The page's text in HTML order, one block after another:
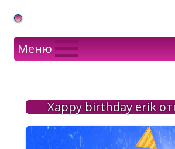
Gif Открытки в подарок
Меню
Хappy birthday erik